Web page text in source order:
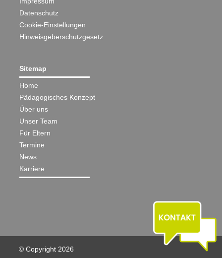
Datenschutz
Cookie-Einstellungen
Hinweisgeberschutzgesetz
Sitemap
Home
Pädagogisches Konzept
Über uns
Unser Team
Für Eltern
Termine
News
Karriere
© Copyright 2026